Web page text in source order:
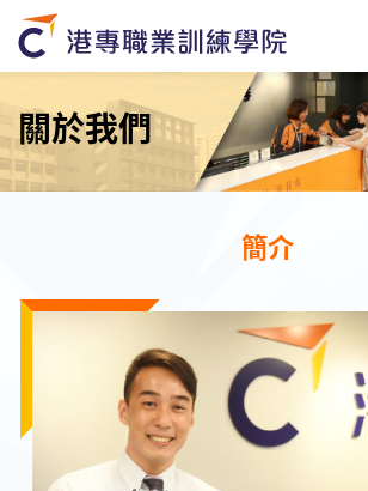
關於我們
簡介